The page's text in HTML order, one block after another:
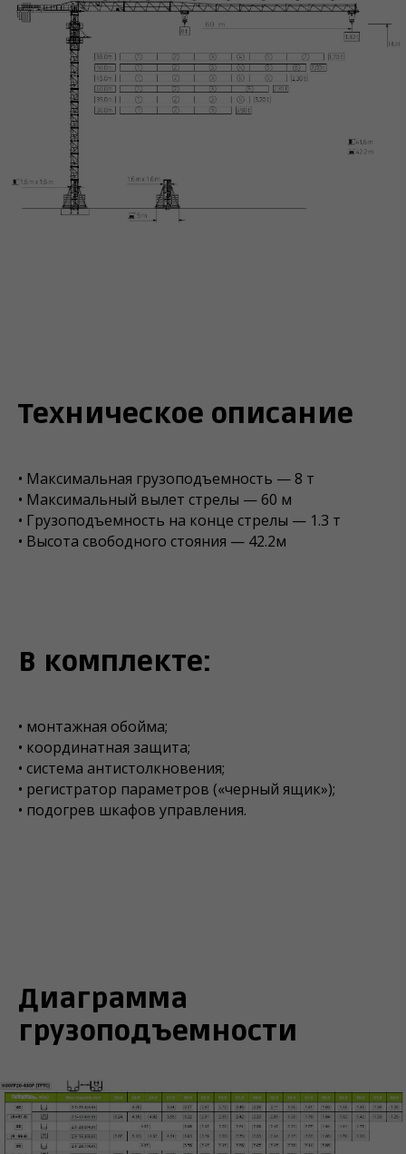
Техническое описание
• Максимальная грузоподъемность — 8 т
• Максимальный вылет стрелы — 60 м
• Грузоподъемность на конце стрелы — 1.3 т
• Высота свободного стояния — 42.2м
В комплекте:
• монтажная обойма;
• координатная защита;
• система антистолкновения;
• регистратор параметров («черный ящик»);
• подогрев шкафов управления.
Диаграмма
грузоподъемности